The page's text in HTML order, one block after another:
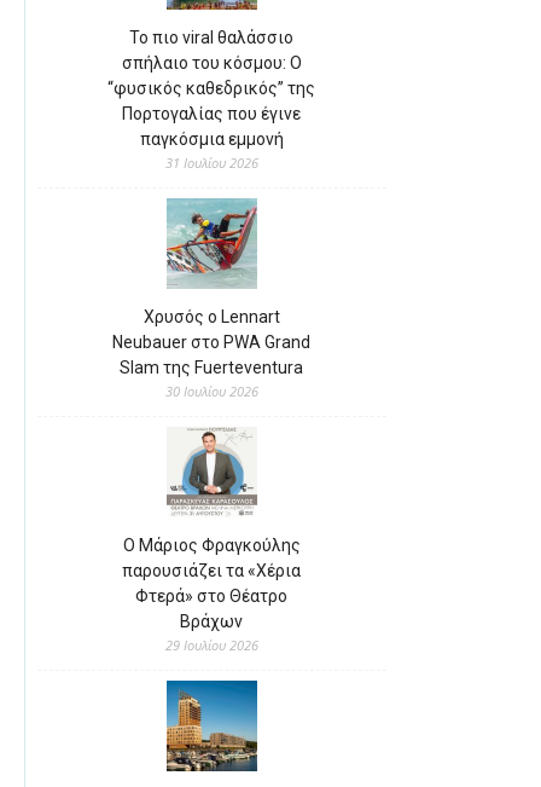
Το πιο viral θαλάσσιο
σπήλαιο του κόσμου: Ο
“φυσικός καθεδρικός” της
Πορτογαλίας που έγινε
παγκόσμια εμμονή
31 Ιουλίου 2026
Χρυσός ο Lennart
Neubauer στο PWA Grand
Slam της Fuerteventura
30 Ιουλίου 2026
Ο Μάριος Φραγκούλης
παρουσιάζει τα «Χέρια
Φτερά» στο Θέατρο
Βράχων
29 Ιουλίου 2026